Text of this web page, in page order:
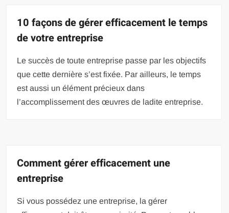
10 façons de gérer efficacement le temps
de votre entreprise
Le succès de toute entreprise passe par les objectifs
que cette dernière s’est fixée. Par ailleurs, le temps
est aussi un élément précieux dans
l’accomplissement des œuvres de ladite entreprise.
Comment gérer efficacement une
entreprise
Si vous possédez une entreprise, la gérer